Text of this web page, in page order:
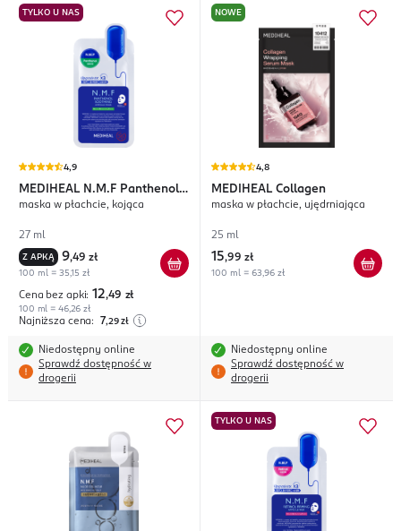
TYLKO U NAS
4,9
MEDIHEAL N.M.F Panthenol
Soothing
maska w płachcie, kojąca
27 ml
Z APKĄ 9,49 zł
100 ml = 35,15 zł
Cena bez apki: 12,49 zł
100 ml = 46,26 zł
Najniższa cena: 7,29 zł
Niedostępny online
Sprawdź dostępność w
drogerii
NOWE
4,8
MEDIHEAL Collagen
maska w płachcie, ujędrniająca
25 ml
15,99 zł
100 ml = 63,96 zł
Niedostępny online
Sprawdź dostępność w
drogerii
TYLKO U NAS